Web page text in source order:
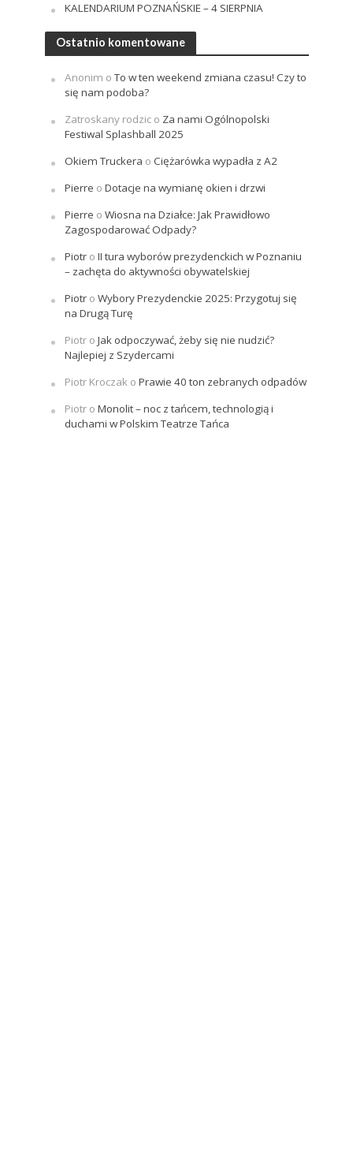
KALENDARIUM POZNAŃSKIE – 4 SIERPNIA
Ostatnio komentowane
Anonim oTo w ten weekend zmiana czasu! Czy to
się nam podoba?
Zatroskany rodzico Za nami Ogólnopolski
Festiwal Splashball 2025
Okiem Truckera o Ciężarówka wypadła z A2
Pierre o Dotacje na wymianę okien i drzwi
Pierre o Wiosna na Działce: Jak Prawidłowo
Zagospodarować Odpady?
Piotro II tura wyborów prezydenckich w Poznaniu
– zachęta do aktywności obywatelskiej
Piotro Wybory Prezydenckie 2025: Przygotuj się
na Drugą Turę
Piotro Jak odpoczywać, żeby się nie nudzić?
Najlepiej z Szydercami
Piotr Kroczako Prawie 40 ton zebranych odpadów
Piotro Monolit – noc z tańcem, technologią i
duchami w Polskim Teatrze Tańca